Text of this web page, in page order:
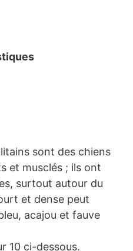
sont des chiens
et musclés ; ils ont
surtout autour du
et dense peut
acajou et fauve
10 ci-dessous.